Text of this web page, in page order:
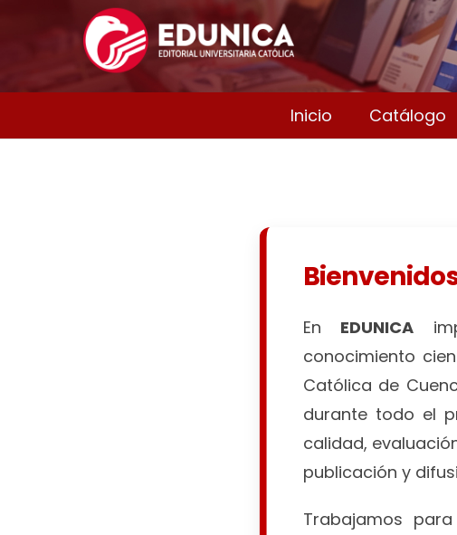
Inicio Catálogo
En EDUNICA
conocimiento
Católica de
durante todo el
calidad,
publicación y
Trabajamos